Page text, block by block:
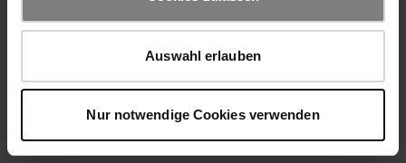
Auswahl erlauben
Nur notwendige Cookies verwenden